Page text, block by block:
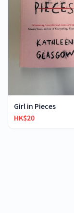
Girl in Pieces
HK$20